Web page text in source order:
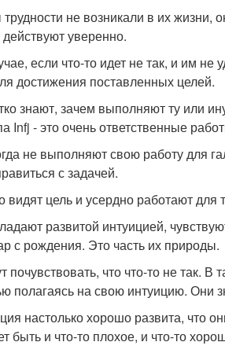
не возникали в их жизни,
уверенно.
если что-то идет не так, и им не
достижения поставленных целей.
знают, зачем выполняют ту или
Infj - это очень ответственные
не выполняют свою работу для
с задачей.
видят цель и усердно работают для
развитой интуицией,
с рождения. Это часть их природы.
почувствовать, что что-то не так.
полагаясь на свою интуицию. Они
настолько хорошо развита, что
быть и что-то плохое, и что-то